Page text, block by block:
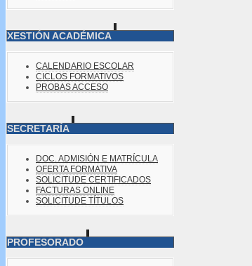
XESTIÓN ACADÉMICA
CALENDARIO ESCOLAR
CICLOS FORMATIVOS
PROBAS ACCESO
SECRETARÍA
DOC. ADMISIÓN E MATRÍCULA
OFERTA FORMATIVA
SOLICITUDE CERTIFICADOS
FACTURAS ONLINE
SOLICITUDE TÍTULOS
PROFESORADO